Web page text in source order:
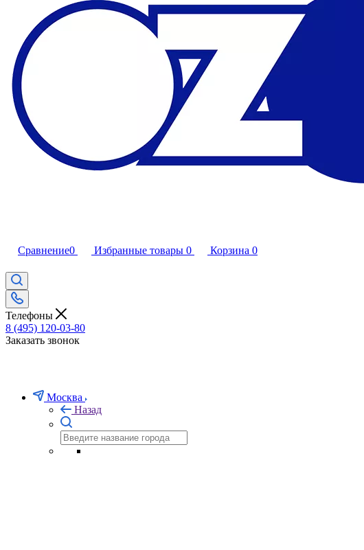
Сравнение0 Избранные товары 0 Корзина 0
Телефоны
8 (495) 120-03-80
Заказать звонок
Москва
Назад